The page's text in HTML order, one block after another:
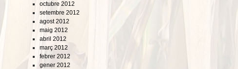
octubre 2012
setembre 2012
agost 2012
maig 2012
abril 2012
març 2012
febrer 2012
gener 2012